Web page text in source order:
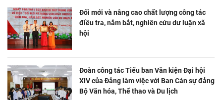
Đổi mới và nâng cao chất lượng công tác
điều tra, nắm bắt, nghiên cứu dư luận xã
hội
Đoàn công tác Tiểu ban Văn kiện Đại hội
XIV của Đảng làm việc với Ban Cán sự đảng
Bộ Văn hóa, Thể thao và Du lịch